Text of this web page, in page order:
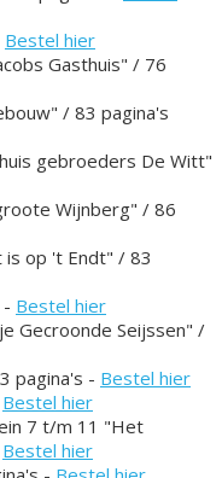
Bestel hier
Gasthuis" / 76
/ 83 pagina's
gebroeders De Witt"
Wijnberg" / 86
op 't Endt" / 83
Bestel hier
Gecroonde Seijssen" /
pagina's - Bestel hier
Bestel hier
7 t/m 11 "Het
Bestel hier